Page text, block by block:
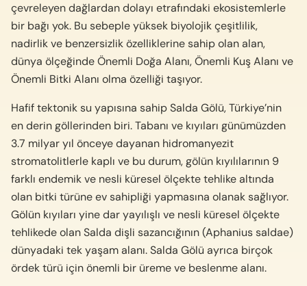
çevreleyen dağlardan dolayı etrafındaki ekosistemlerle
bir bağı yok. Bu sebeple yüksek biyolojik çeşitlilik,
nadirlik ve benzersizlik özelliklerine sahip olan alan,
dünya ölçeğinde Önemli Doğa Alanı, Önemli Kuş Alanı ve
Önemli Bitki Alanı olma özelliği taşıyor.
Hafif tektonik su yapısına sahip Salda Gölü, Türkiye’nin
en derin göllerinden biri. Tabanı ve kıyıları günümüzden
3.7 milyar yıl önceye dayanan hidromanyezit
stromatolitlerle kaplı ve bu durum, gölün kıyılılarının 9
farklı endemik ve nesli küresel ölçekte tehlike altında
olan bitki türüne ev sahipliği yapmasına olanak sağlıyor.
Gölün kıyıları yine dar yayılışlı ve nesli küresel ölçekte
tehlikede olan Salda dişli sazancığının (Aphanius saldae)
dünyadaki tek yaşam alanı. Salda Gölü ayrıca birçok
ördek türü için önemli bir üreme ve beslenme alanı.